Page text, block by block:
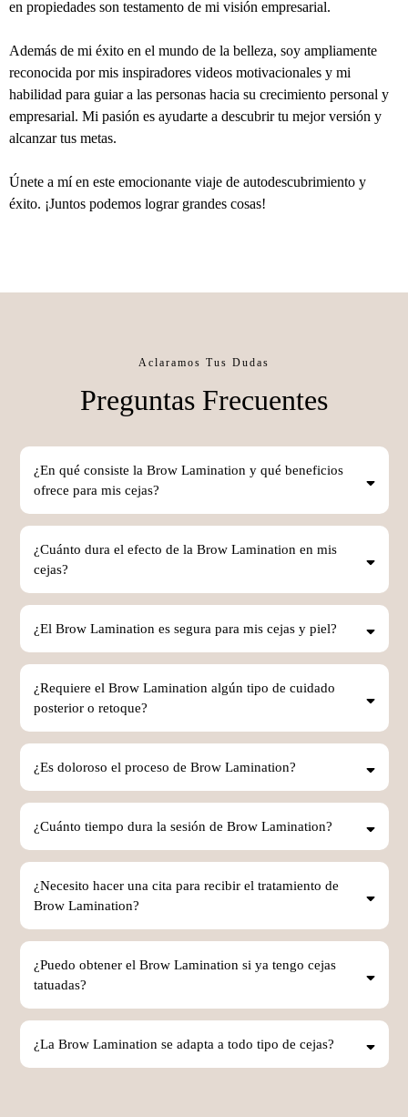
en propiedades son testamento de mi visión empresarial.
Además de mi éxito en el mundo de la belleza, soy ampliamente
reconocida por mis inspiradores videos motivacionales y mi
habilidad para guiar a las personas hacia su crecimiento personal y
empresarial. Mi pasión es ayudarte a descubrir tu mejor versión y
alcanzar tus metas.
Únete a mí en este emocionante viaje de autodescubrimiento y
éxito. ¡Juntos podemos lograr grandes cosas!
Aclaramos Tus Dudas
Preguntas Frecuentes
¿En qué consiste la Brow Lamination y qué beneficios
ofrece para mis cejas?
¿Cuánto dura el efecto de la Brow Lamination en mis
cejas?
¿El Brow Lamination es segura para mis cejas y piel?
¿Requiere el Brow Lamination algún tipo de cuidado
posterior o retoque?
¿Es doloroso el proceso de Brow Lamination?
¿Cuánto tiempo dura la sesión de Brow Lamination?
¿Necesito hacer una cita para recibir el tratamiento de
Brow Lamination?
¿Puedo obtener el Brow Lamination si ya tengo cejas
tatuadas?
¿La Brow Lamination se adapta a todo tipo de cejas?